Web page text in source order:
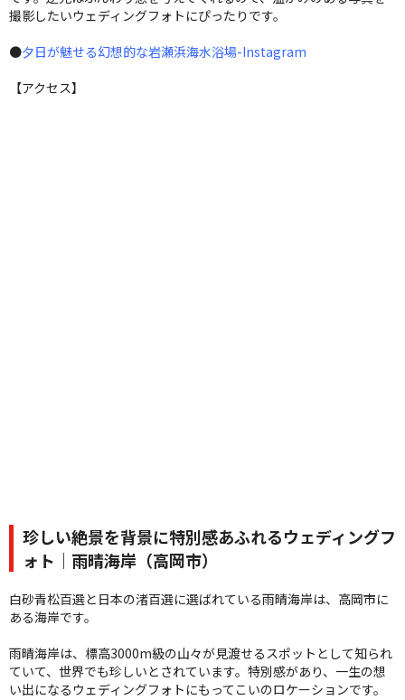
撮影したいウェディングフォトにぴったりです。
●夕日が魅せる幻想的な岩瀬浜海水浴場-Instagram
【アクセス】
珍しい絶景を背景に特別感あふれるウェディングフ
ォト｜雨晴海岸（高岡市）
白砂青松百選と日本の渚百選に選ばれている雨晴海岸は、高岡市に
ある海岸です。
雨晴海岸は、標高3000m級の山々が見渡せるスポットとして知られ
ていて、世界でも珍しいとされています。特別感があり、一生の想
い出になるウェディングフォトにもってこいのロケーションです。